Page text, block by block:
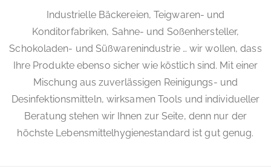
Industrielle Bäckereien, Teigwaren- und
Konditorfabriken, Sahne- und Soßenhersteller,
Schokoladen- und Süßwarenindustrie … wir wollen, dass
Ihre Produkte ebenso sicher wie köstlich sind. Mit einer
Mischung aus zuverlässigen Reinigungs- und
Desinfektionsmitteln, wirksamen Tools und individueller
Beratung stehen wir Ihnen zur Seite, denn nur der
höchste Lebensmittelhygienestandard ist gut genug.